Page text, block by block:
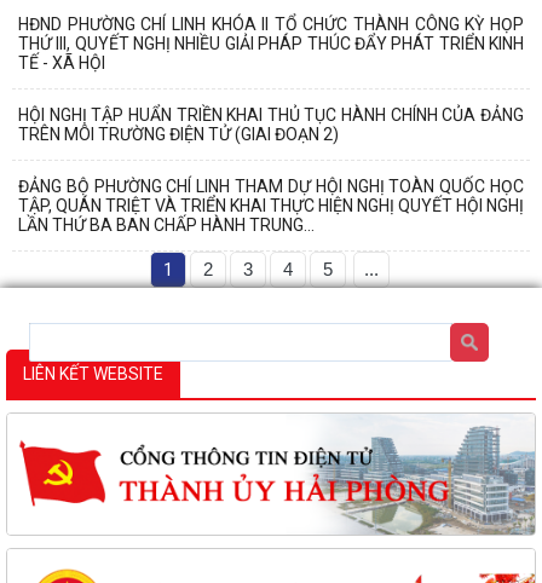
HĐND PHƯỜNG CHÍ LINH KHÓA II TỔ CHỨC THÀNH CÔNG KỲ HỌP
THỨ III, QUYẾT NGHỊ NHIỀU GIẢI PHÁP THÚC ĐẨY PHÁT TRIỂN KINH
TẾ - XÃ HỘI
HỘI NGHỊ TẬP HUẨN TRIỀN KHAI THỦ TỤC HÀNH CHÍNH CỦA ĐẢNG
TRÊN MÔI TRƯỜNG ĐIỆN TỬ (GIAI ĐOẠN 2)
ĐẢNG BỘ PHƯỜNG CHÍ LINH THAM DỰ HỘI NGHỊ TOÀN QUỐC HỌC
TẬP, QUÁN TRIỆT VÀ TRIỂN KHAI THỰC HIỆN NGHỊ QUYẾT HỘI NGHỊ
LẦN THỨ BA BAN CHẤP HÀNH TRUNG...
1 2 3 4 5 ...
LIÊN KẾT WEBSITE